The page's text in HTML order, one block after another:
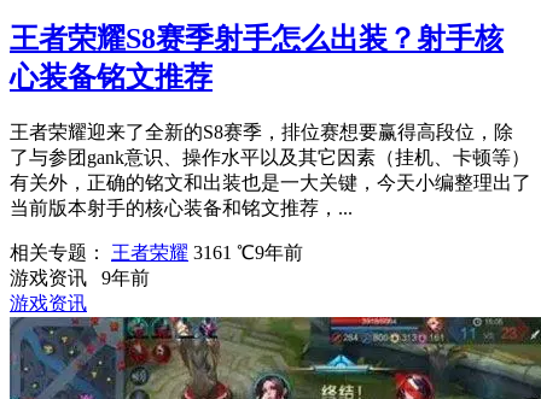
王者荣耀S8赛季射手怎么出装？射手核
心装备铭文推荐
王者荣耀迎来了全新的S8赛季，排位赛想要赢得高段位，除
了与参团gank意识、操作水平以及其它因素（挂机、卡顿等）
有关外，正确的铭文和出装也是一大关键，今天小编整理出了
当前版本射手的核心装备和铭文推荐，...
相关专题： 王者荣耀 3161 ℃9年前
游戏资讯
9年前
游戏资讯